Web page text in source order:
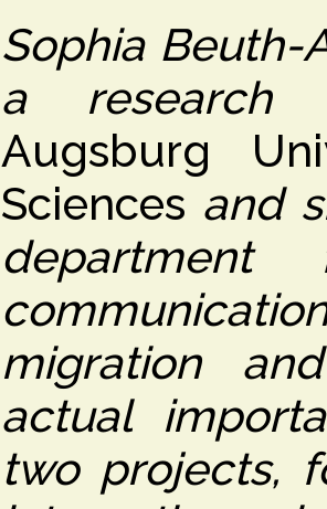
Sophia Beuth-
a research
Augsburg
Sciences and
migration
actual
two projects,